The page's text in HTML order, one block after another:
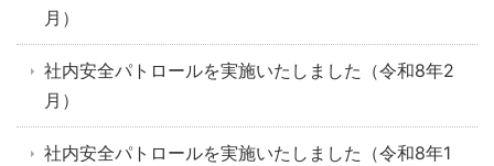
月）
社内安全パトロールを実施いたしました（令和8年2
月）
社内安全パトロールを実施いたしました（令和8年1